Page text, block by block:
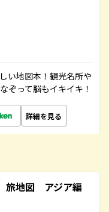
い地図本！観光名所や
ぞって脳もイキイキ！
詳細を見る
旅地図 アジア編